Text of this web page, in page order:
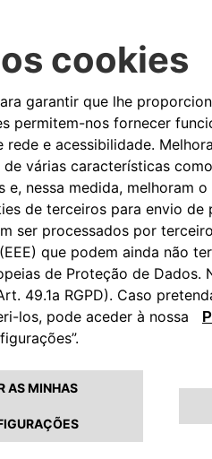
nítida.
prático com um
chamadas em modo
mais seguro e
segura.